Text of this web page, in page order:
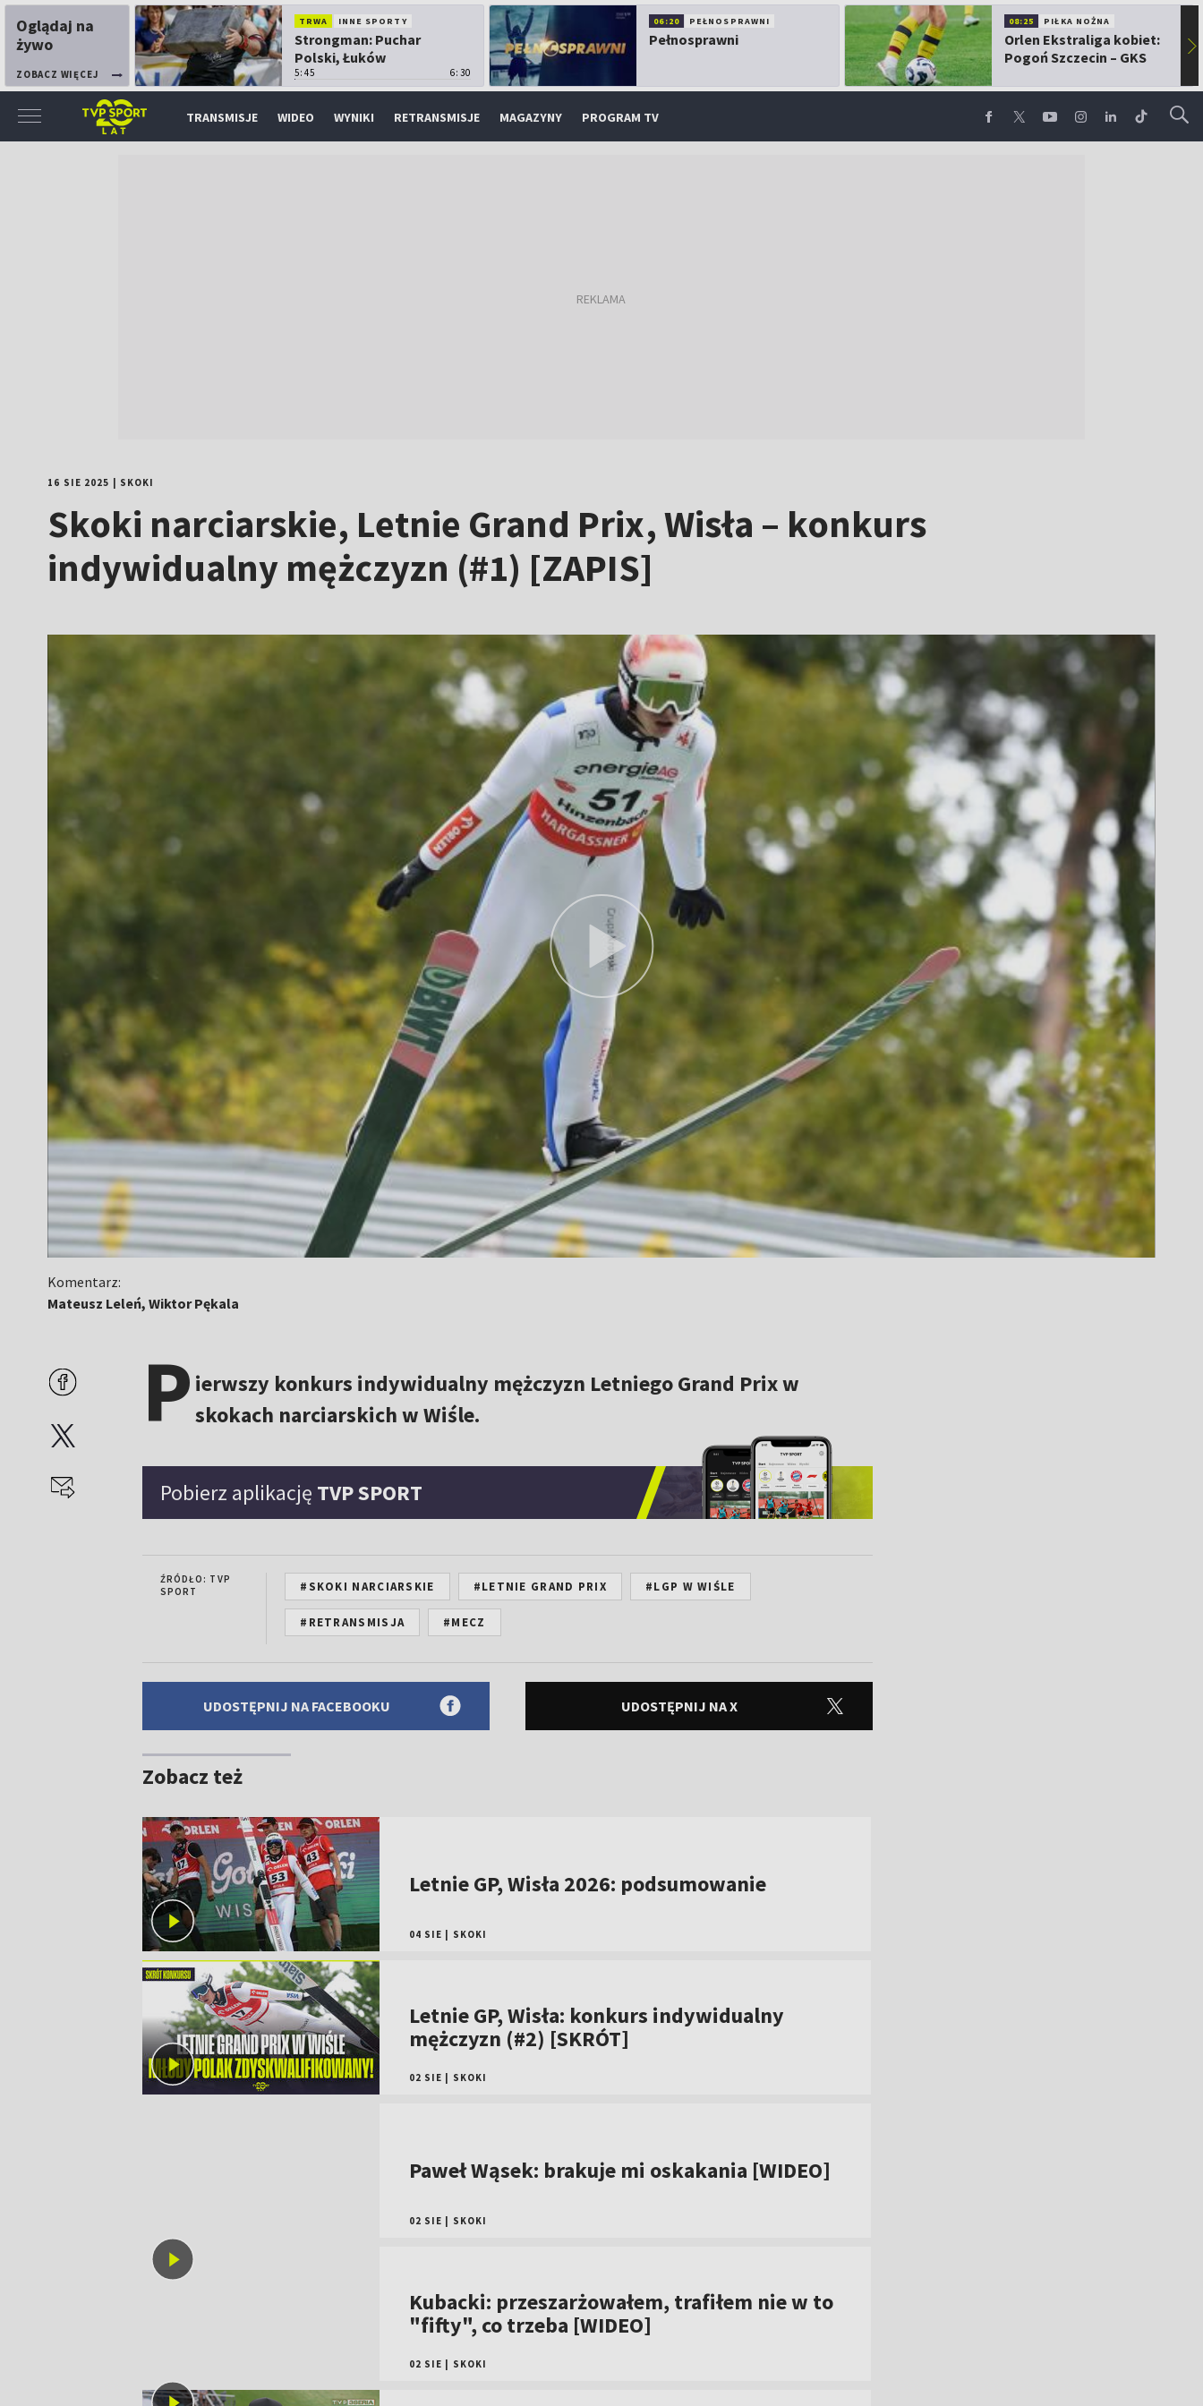
Oglądaj na
żywo
ZOBACZ WIĘCEJ
TRWA INNE SPORTY
Strongman: Puchar
Polski, Łuków
5:45 6:30
06:20 PEŁNOSPRAWNI
Pełnosprawni
08:25 PIŁKA NOŻNA
Orlen Ekstraliga kobiet:
Pogoń Szczecin – GKS
▶
TRANSMISJE WIDEO WYNIKI RETRANSMISJE MAGAZYNY PROGRAM TV
16 SIE 2025 SKOKI
Skoki narciarskie, Letnie Grand Prix, Wisła – konkurs
indywidualny mężczyzn (#1) [ZAPIS]
Komentarz:
Mateusz Leleń, Wiktor Pękala
P ierwszy konkurs indywidualny mężczyzn Letniego Grand Prix w
skokach narciarskich w Wiśle.
Pobierz aplikację TVP SPORT
ŹRÓDŁO: TVP
SPORT
#SKOKI NARCIARSKIE #LETNIE GRAND PRIX #LGP W WIŚLE
#RETRANSMISJA #MECZ
UDOSTĘPNIJ NA FACEBOOKU UDOSTĘPNIJ NA X
Zobacz też
Letnie GP, Wisła 2026: podsumowanie
04 SIE SKOKI
Letnie GP, Wisła: konkurs indywidualny
mężczyzn (#2) [SKRÓT]
02 SIE SKOKI
Paweł Wąsek: brakuje mi oskakania [WIDEO]
02 SIE SKOKI
Kubacki: przeszarżowałem, trafiłem nie w to
"fifty", co trzeba [WIDEO]
02 SIE SKOKI